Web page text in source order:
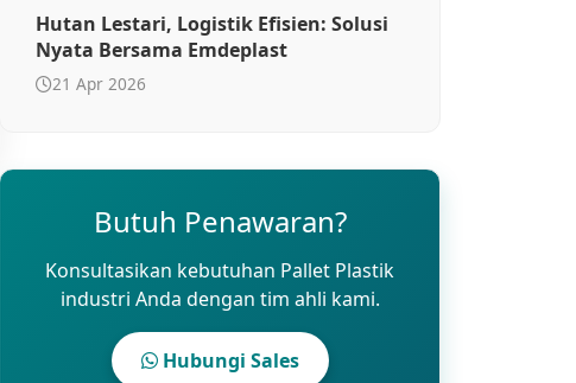
Hutan Lestari, Logistik Efisien: Solusi
Nyata Bersama Emdeplast
21 Apr 2026
Butuh Penawaran?
Konsultasikan kebutuhan Pallet Plastik
industri Anda dengan tim ahli kami.
Hubungi Sales